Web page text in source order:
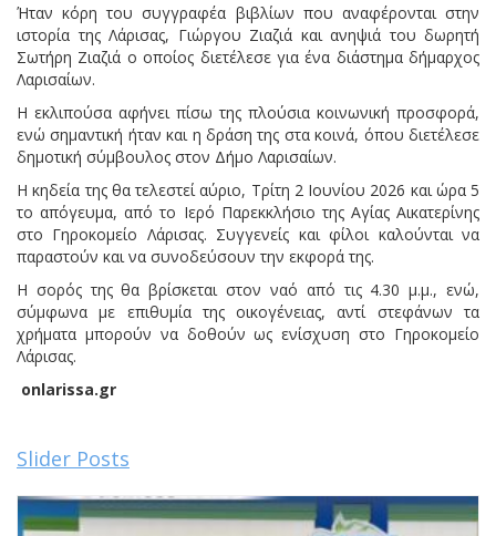
Ήταν κόρη του συγγραφέα βιβλίων που αναφέρονται στην
ιστορία της Λάρισας, Γιώργου Ζιαζιά και ανηψιά του δωρητή
Σωτήρη Ζιαζιά ο οποίος διετέλεσε για ένα διάστημα δήμαρχος
Λαρισαίων.
Η εκλιπούσα αφήνει πίσω της πλούσια κοινωνική προσφορά,
ενώ σημαντική ήταν και η δράση της στα κοινά, όπου διετέλεσε
δημοτική σύμβουλος στον Δήμο Λαρισαίων.
Η κηδεία της θα τελεστεί αύριο, Τρίτη 2 Ιουνίου 2026 και ώρα 5
το απόγευμα, από το Ιερό Παρεκκλήσιο της Αγίας Αικατερίνης
στο Γηροκομείο Λάρισας. Συγγενείς και φίλοι καλούνται να
παραστούν και να συνοδεύσουν την εκφορά της.
Η σορός της θα βρίσκεται στον ναό από τις 4.30 μ.μ., ενώ,
σύμφωνα με επιθυμία της οικογένειας, αντί στεφάνων τα
χρήματα μπορούν να δοθούν ως ενίσχυση στο Γηροκομείο
Λάρισας.
onlarissa.gr
Slider Posts